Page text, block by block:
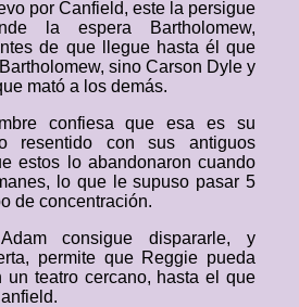
por Canfield, este la persigue
la espera Bartholomew,
de que llegue hasta él que
sino Carson Dyle y
mató a los demás.
confiesa que esa es su
resentido con sus antiguos
estos lo abandonaron cuando
lo que le supuso pasar 5
de concentración.
consigue dispararle, y
permite que Reggie pueda
un teatro cercano, hasta el que